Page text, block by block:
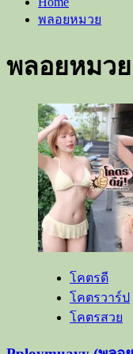
พลอยหมวย
พลอยหมวย
โคตรดี
โคตรวาร์ป
โคตรสวย